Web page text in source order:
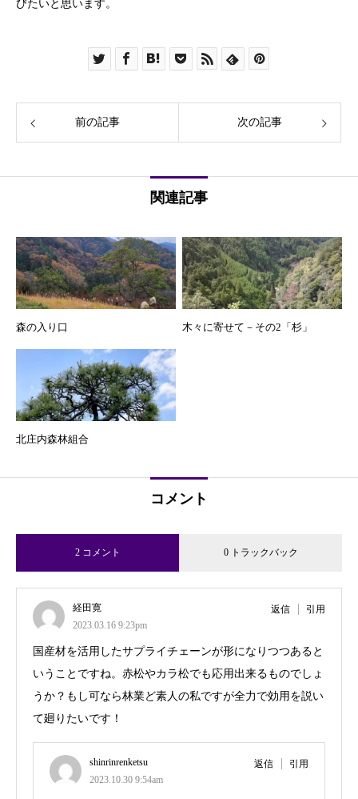
びたいと思います。
前の記事 次の記事
関連記事
森の入り口 木々に寄せて－その2「杉」
北庄内森林組合
コメント
2 コメント 0 トラックバック
経田寛
2023.03.16 9:23pm
返信 引用
国産材を活用したサプライチェーンが形になりつつあると
いうことですね。赤松やカラ松でも応用出来るものでしょ
うか？もし可なら林業ど素人の私ですが全力で効用を説い
て廻りたいです！
shinrinrenketsu
2023.10.30 9:54am
返信 引用